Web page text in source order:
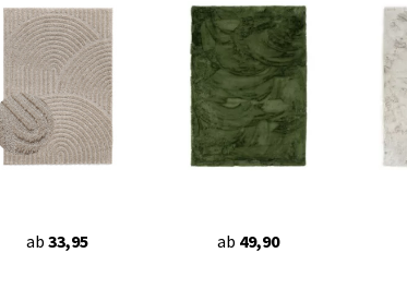
ab 33,95 ab 49,90